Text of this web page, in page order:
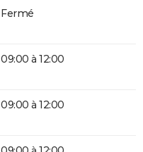
Fermé
09:00 à 12:00
09:00 à 12:00